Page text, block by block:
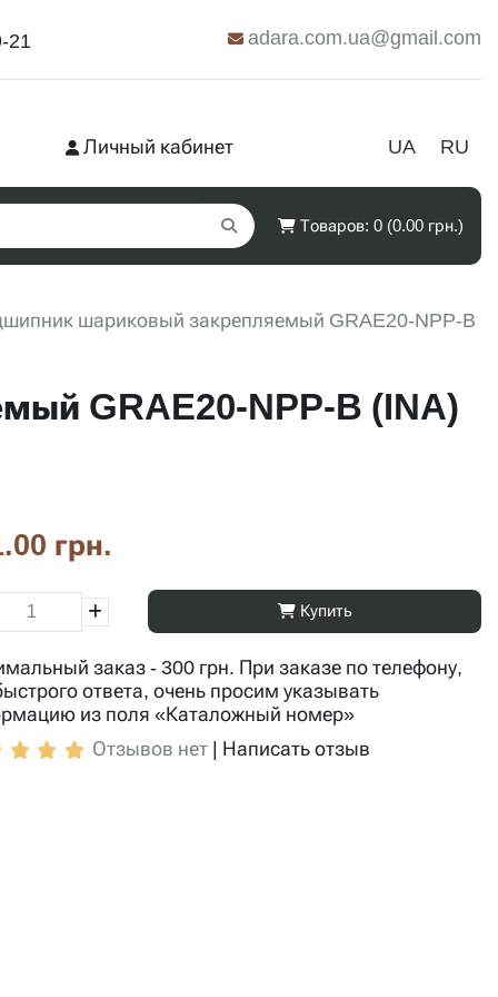
21 adara.com.ua@gmail.com
UA RU
Личный кабинет
Товаров: 0 (0.00 грн.)
шариковый закрепляемый GRAE20-NPP-B
GRAE20-NPP-B (INA)
грн.
Купить
заказ - 300 грн. При заказе по телефону,
ответа, очень просим указывать
из поля «Каталожный номер»
Отзывов нет | Написать отзыв